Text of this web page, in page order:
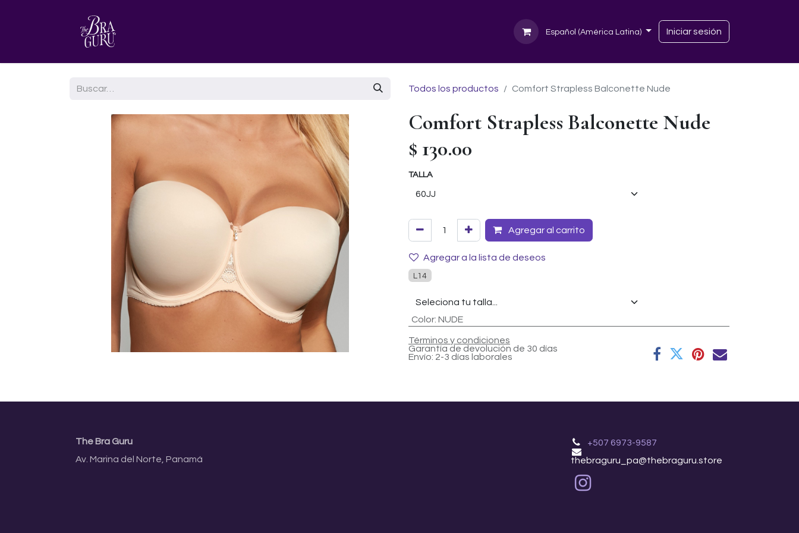
Español (América Latina) Iniciar sesión
Todos los productos Comfort Strapless Balconette Nude
Comfort Strapless Balconette Nude
$ 130.00
TALLA
Agregar al carrito
Agregar a la lista de deseos
L14
Color: NUDE
Términos y condiciones
Garantía de devolución de 30 días
Envío: 2-3 días laborales
+507 6973-9587
thebraguru_pa@thebraguru.store
The Bra Guru
Av. Marina del Norte, Panamá